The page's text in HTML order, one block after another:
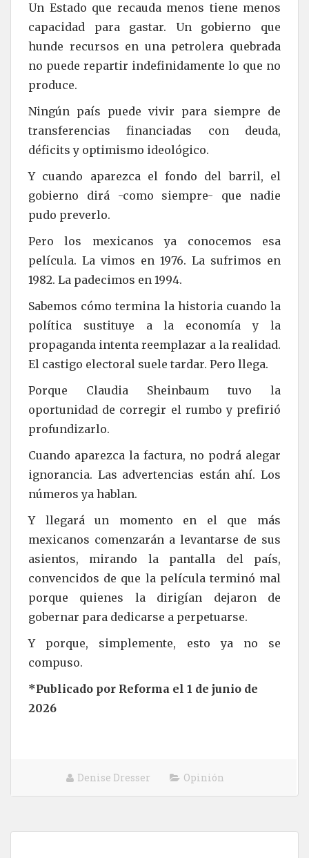
Un Estado que recauda menos tiene menos
capacidad para gastar. Un gobierno que
hunde recursos en una petrolera quebrada
no puede repartir indefinidamente lo que no
produce.
Ningún país puede vivir para siempre de
transferencias financiadas con deuda,
déficits y optimismo ideológico.
Y cuando aparezca el fondo del barril, el
gobierno dirá -como siempre- que nadie
pudo preverlo.
Pero los mexicanos ya conocemos esa
película. La vimos en 1976. La sufrimos en
1982. La padecimos en 1994.
Sabemos cómo termina la historia cuando la
política sustituye a la economía y la
propaganda intenta reemplazar a la realidad.
El castigo electoral suele tardar. Pero llega.
Porque Claudia Sheinbaum tuvo la
oportunidad de corregir el rumbo y prefirió
profundizarlo.
Cuando aparezca la factura, no podrá alegar
ignorancia. Las advertencias están ahí. Los
números ya hablan.
Y llegará un momento en el que más
mexicanos comenzarán a levantarse de sus
asientos, mirando la pantalla del país,
convencidos de que la película terminó mal
porque quienes la dirigían dejaron de
gobernar para dedicarse a perpetuarse.
Y porque, simplemente, esto ya no se
compuso.
*Publicado por Reforma el 1 de junio de
2026
Denise Dresser Opinión